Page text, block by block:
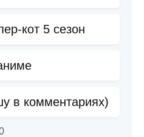
кот 5 сезон
в комментариях)